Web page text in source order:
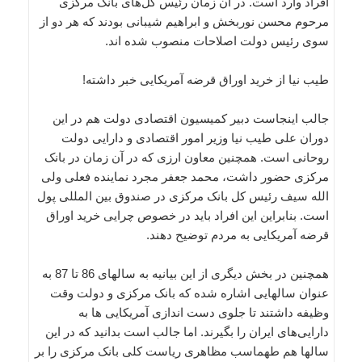
مرحوم محسن نوربخش و ابراهیم شیبانی بودند که هر دو از
سوی رئیس دولت اصلاحات منصوب شده اند.
طیب نیا از خرید اوراق قرضه آمریکایی خبر داشته!
جالب اینجاست دبیر کمیسیون اقتصادی دولت هم در این
دوران علی طیب نیا وزیر امور اقتصادی و دارایی دولت
روحانی است. همچنین معاون ارزی که در آن زمان در بانک
مرکزی حضور داشت، محمد جعفر مجرد نماینده فعلی ولی
الله سیف رئیس کل بانک مرکزی در صندوق بین المللی پول
است. بنابراین این افراد باید در خصوص چرایی خرید اوراق
قرضه آمریکایی به مردم توضیح دهند.
همچنین در بخش دیگری از این بیانیه به سالهای 86 تا 87 به
عنوان سالهایی اشاره شده که بانک مرکزی و دولت وقت
وظیفه داشتند تا جلوی دست اندازی آمریکایی ها به
دارایی‌های ایران را بگیرند. اما جالب است بدانید که در این
سالها هم طهماسب مظاهری ریاست کلی بانک مرکزی را بر